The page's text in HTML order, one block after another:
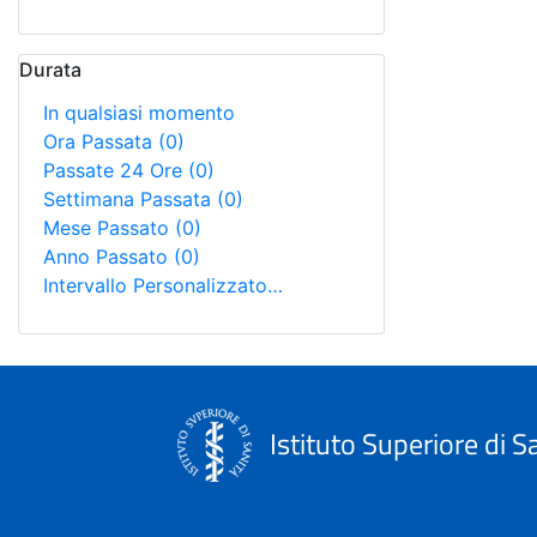
Durata
In qualsiasi momento
Ora Passata (0)
Passate 24 Ore (0)
Settimana Passata (0)
Mese Passato (0)
Anno Passato (0)
Intervallo Personalizzato…
Istituto Superiore di